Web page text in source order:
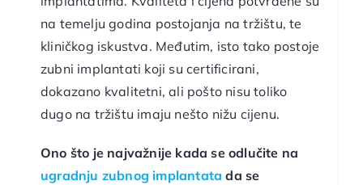
na temelju godina postojanja na tržištu, te
kliničkog iskustva. Međutim, isto tako postoje
zubni implantati koji su certificirani,
dokazano kvalitetni, ali pošto nisu toliko
dugo na tržištu imaju nešto nižu cijenu.
Ono što je najvažnije kada se odlučite na
ugradnju zubnog implantata da se